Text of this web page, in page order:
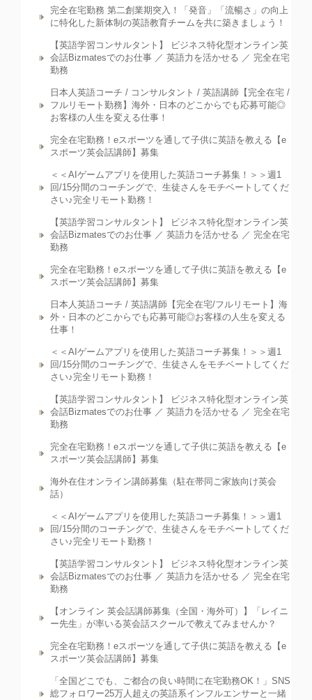
完全在宅勤務 第二創業期突入！「発音」「流暢さ」の向上
に特化した新体制の英語教育チームを共に築きましょう！
【英語学習コンサルタント】 ビジネス特化型オンライン英
会話Bizmatesでのお仕事 ／ 英語力を活かせる ／ 完全在宅
勤務
日本人英語コーチ / コンサルタント / 英語講師【完全在宅 /
フルリモート勤務】海外・日本のどこからでも応募可能◎
お客様の人生を変える仕事！
完全在宅勤務！eスポーツを通して子供に英語を教える【e
スポーツ英会話講師】募集
＜＜AIゲームアプリを使用した英語コーチ募集！＞＞週1
回/15分間のコーチングで、生徒さんをモチベートしてくだ
さい♪完全リモート勤務！
【英語学習コンサルタント】 ビジネス特化型オンライン英
会話Bizmatesでのお仕事 ／ 英語力を活かせる ／ 完全在宅
勤務
完全在宅勤務！eスポーツを通して子供に英語を教える【e
スポーツ英会話講師】募集
日本人英語コーチ / 英語講師【完全在宅/フルリモート】海
外・日本のどこからでも応募可能◎お客様の人生を変える
仕事！
＜＜AIゲームアプリを使用した英語コーチ募集！＞＞週1
回/15分間のコーチングで、生徒さんをモチベートしてくだ
さい♪完全リモート勤務！
【英語学習コンサルタント】 ビジネス特化型オンライン英
会話Bizmatesでのお仕事 ／ 英語力を活かせる ／ 完全在宅
勤務
完全在宅勤務！eスポーツを通して子供に英語を教える【e
スポーツ英会話講師】募集
海外在住オンライン講師募集（駐在帯同ご家族向け英会
話）
＜＜AIゲームアプリを使用した英語コーチ募集！＞＞週1
回/15分間のコーチングで、生徒さんをモチベートしてくだ
さい♪完全リモート勤務！
【英語学習コンサルタント】 ビジネス特化型オンライン英
会話Bizmatesでのお仕事 ／ 英語力を活かせる ／ 完全在宅
勤務
【オンライン 英会話講師募集（全国・海外可）】「レイニ
ー先生」が率いる英会話スクールで教えてみませんか？
完全在宅勤務！eスポーツを通して子供に英語を教える【e
スポーツ英会話講師】募集
「全国どこでも、ご都合の良い時間に在宅勤務OK！」SNS
総フォロワー25万人超えの英語系インフルエンサーと一緒